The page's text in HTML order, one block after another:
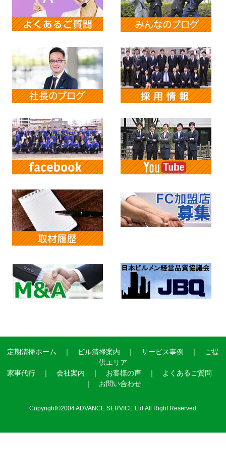
定期清掃ホーム ｜ ビル清掃案内 ｜ サービス事例 ｜
ご提
供エリア
家事代行｜ 会社案内 ｜ お客様の声｜
よくあるご質問
｜ お問い合わせ
Copyright©2004 ADVANCE SERVICE Ltd.All Right Reserved